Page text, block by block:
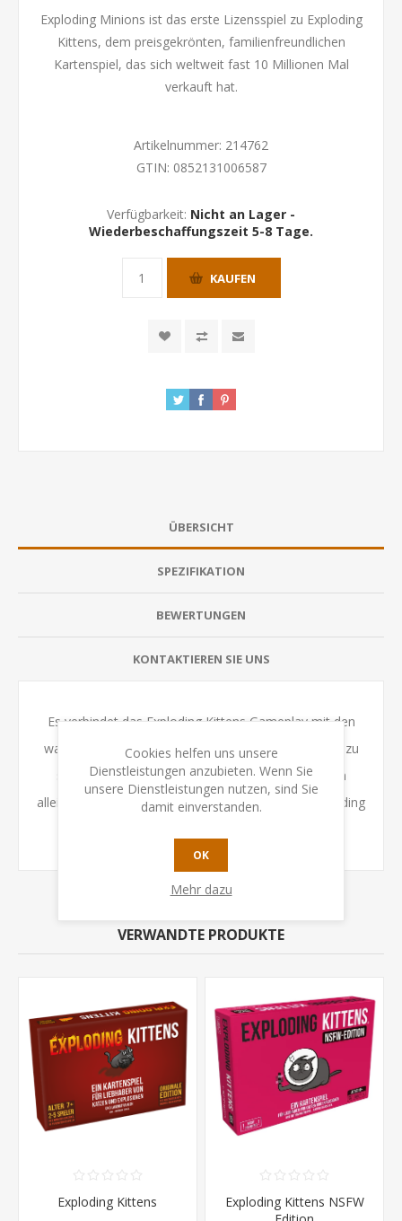
Exploding Minions ist das erste Lizensspiel zu Exploding
Kittens, dem preisgekrönten, familienfreundlichen
Kartenspiel, das sich weltweit fast 10 Millionen Mal
verkauft hat.
Artikelnummer: 214762
GTIN: 0852131006587
Verfügbarkeit: Nicht an Lager -
Wiederbeschaffungszeit 5-8 Tage.
KAUFEN
ÜBERSICHT
SPEZIFIKATION
BEWERTUNGEN
KONTAKTIEREN SIE UNS
Es verbindet das Exploding Kittens Gameplay mit den
wahnwitzigen Minions, ohne einfach nur eine Kopie zu
sein. Bei Exploding Minions handelt es sich um ein
alleinstehendes Spiel und keine Erweiterung zu Exploding
VERWANDTE PRODUKTE
Exploding Kittens
Exploding Kittens NSFW
Cookies helfen uns unsere
Dienstleistungen anzubieten. Wenn Sie
unsere Dienstleistungen nutzen, sind Sie
damit einverstanden.
OK
Mehr dazu